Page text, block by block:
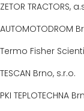
ZETOR TRACTORS,
AUTOMOTODROM
Termo Fisher
TESCAN Brno, s.r.o.
PKI TEPLOTECHNA